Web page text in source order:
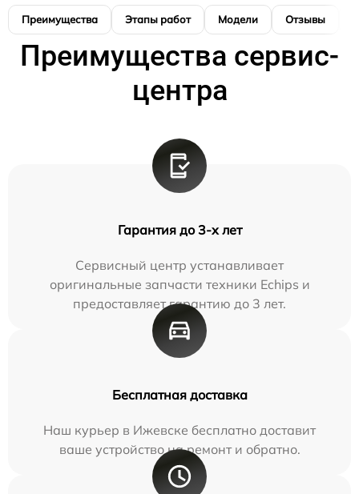
Преимущества Этапы работ Модели Отзывы
Преимущества сервис-
центра
Гарантия до 3-х лет
Сервисный центр устанавливает
оригинальные запчасти техники Echips и
предоставляет гарантию до 3 лет.
Бесплатная доставка
Наш курьер в Ижевске бесплатно доставит
ваше устройство на ремонт и обратно.